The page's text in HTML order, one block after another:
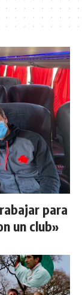
para
un club»